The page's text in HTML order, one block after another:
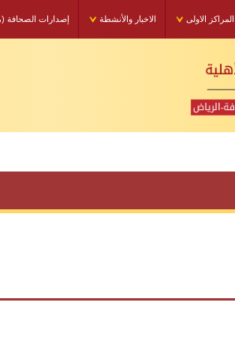
المراكز الاولى الاخبار والأنشطة إصدارات الصحافة